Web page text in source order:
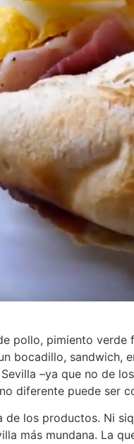
pollo, pimiento
bocadillo,
–ya que no de
diferente puede ser
los productos. Ni
más mundana. La